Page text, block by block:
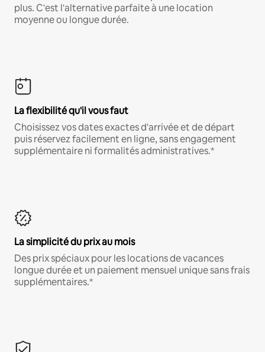
plus. C'est l'alternative parfaite à une location
moyenne ou longue durée.
La flexibilité qu'il vous faut
Choisissez vos dates exactes d'arrivée et de départ
puis réservez facilement en ligne, sans engagement
supplémentaire ni formalités administratives.*
La simplicité du prix au mois
Des prix spéciaux pour les locations de vacances
longue durée et un paiement mensuel unique sans frais
supplémentaires.*